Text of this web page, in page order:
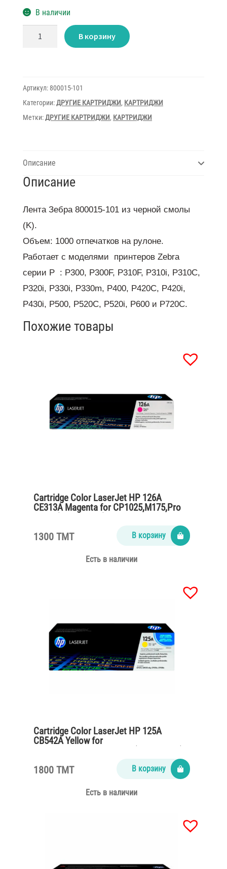
В наличии
Количество
товара
Ribbon
for
P3xx,
P5xx
В корзину
Артикул: 800015-101
Категории:ДРУГИЕ КАРТРИДЖИ, КАРТРИДЖИ
Метки:ДРУГИЕ КАРТРИДЖИ, КАРТРИДЖИ
Описание
Описание
Лента Зебра 800015-101 из черной смолы
(K).
Объем: 1000 отпечатков на рулоне.
Работает с моделями принтеров Zebra
серии P : P300, P300F, P310F, P310i, P310C,
P320i, P330i, P330m, P400, P420C, P420i,
P430i, P500, P520C, P520i, P600 и P720C.
Похожие товары
Cartridge Color LaserJet HP 126A
CE313A Magenta for CP1025,M175,Pro
1300 TMT В корзину
Есть в наличии
Cartridge Color LaserJet HP 125A
CB542A Yellow for
1800 TMT В корзину
Есть в наличии